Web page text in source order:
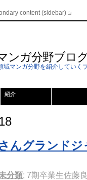
content (sidebar)
ンガ分野ブロ
域マンガ分野を紹介していく
紹介
んグランド
分類; 7期卒業生佐藤